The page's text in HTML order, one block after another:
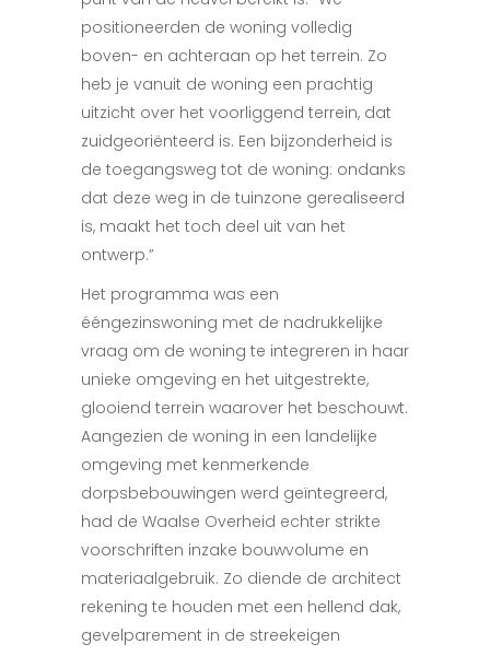
positioneerden de woning volledig
boven- en achteraan op het terrein. Zo
heb je vanuit de woning een prachtig
uitzicht over het voorliggend terrein, dat
zuidgeoriënteerd is. Een bijzonderheid is
de toegangsweg tot de woning: ondanks
dat deze weg in de tuinzone gerealiseerd
is, maakt het toch deel uit van het
ontwerp.”
Het programma was een
ééngezinswoning met de nadrukkelijke
vraag om de woning te integreren in haar
unieke omgeving en het uitgestrekte,
glooiend terrein waarover het beschouwt.
Aangezien de woning in een landelijke
omgeving met kenmerkende
dorpsbebouwingen werd geïntegreerd,
had de Waalse Overheid echter strikte
voorschriften inzake bouwvolume en
materiaalgebruik. Zo diende de architect
rekening te houden met een hellend dak,
gevelparement in de streekeigen